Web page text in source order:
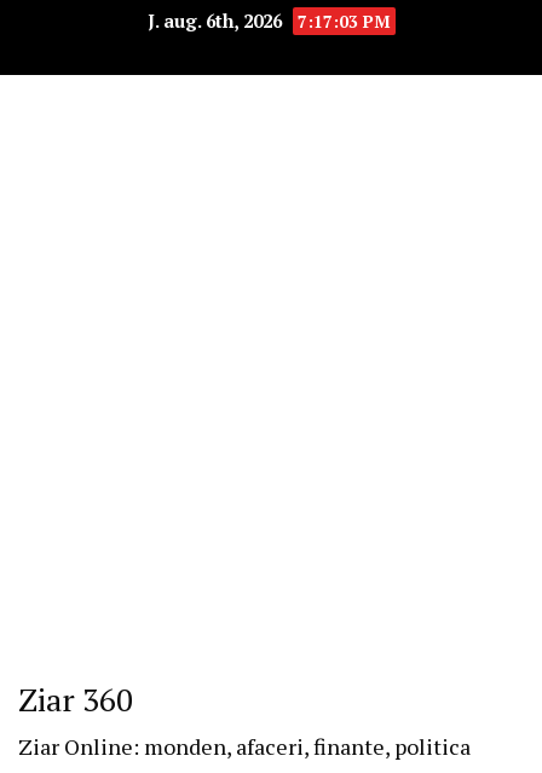
J. aug. 6th, 2026 7:17:03 PM
Ziar 360
Ziar Online: monden, afaceri, finante, politica